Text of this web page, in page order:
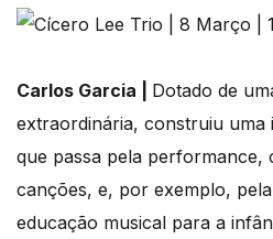
Carlos Garcia | Dotado de
extraordinária, construiu uma
que passa pela performance,
canções, e, por exemplo,
educação musical para a